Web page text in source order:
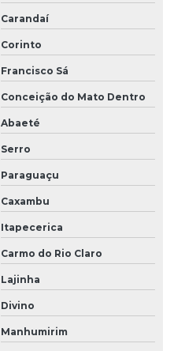
Carandaí
Corinto
Francisco Sá
Conceição do Mato Dentro
Abaeté
Serro
Paraguaçu
Caxambu
Itapecerica
Carmo do Rio Claro
Lajinha
Divino
Manhumirim